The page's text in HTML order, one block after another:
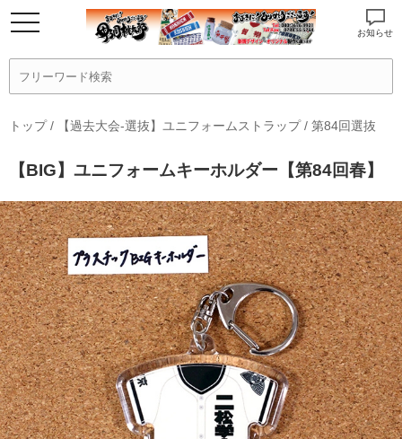
お知らせ
トップ/ 【過去大会-選抜】ユニフォームストラップ/ 第84回選抜
【BIG】ユニフォームキーホルダー【第84回春】